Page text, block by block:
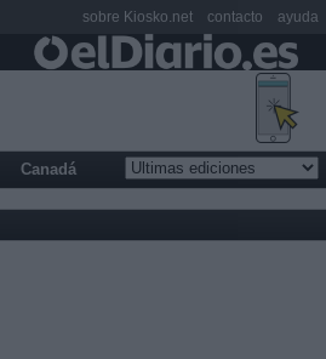
Canadá
sobre Kiosko.net contacto ayuda